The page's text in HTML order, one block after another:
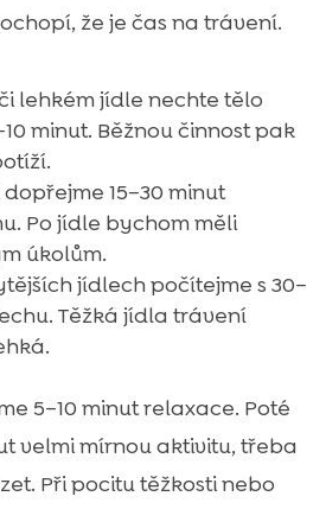
že je čas na trávení.
lehkém jídle nechte tělo
minut. Běžnou činnost pak
15–30 minut
Po jídle bychom měli
úkolům.
jídlech počítejme s 30–
Těžká jídla trávení
5–10 minut relaxace. Poté
velmi mírnou aktivitu, třeba
Při pocitu těžkosti nebo